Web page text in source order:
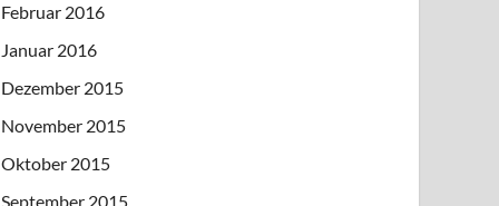
Februar 2016
Januar 2016
Dezember 2015
November 2015
Oktober 2015
September 2015